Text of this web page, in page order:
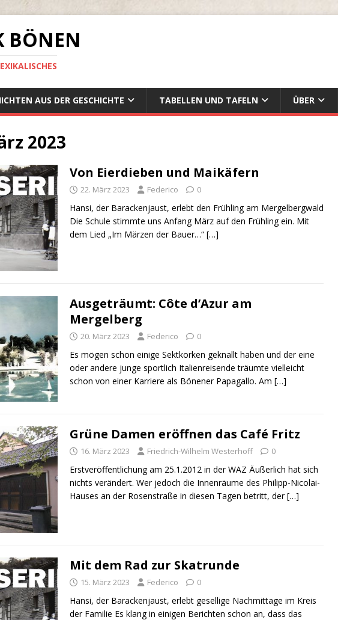
BÖNEN
AUS DER GESCHICHTE TABELLEN UND TAFELN ÜBER
2023
Von Eierdieben und Maikäfern
22. März 2023 Federico 0
Hansi, der Barackenjaust, erlebt den Frühling am Mergelbergwald
Die Schule stimmte uns Anfang März auf den Frühling ein. Mit
dem Lied „Im Märzen der Bauer…“ […]
Ausgeträumt: Côte d’Azur am
Mergelberg
20. März 2023 Federico 0
Es mögen schon einige Sektkorken geknallt haben und der eine
oder andere junge sportlich Italienreisende träumte vielleicht
schon von einer Karriere als Bönener Papagallo. Am […]
Grüne Damen eröffnen das Café Fritz
16. März 2023 Friedrich-Wilhelm Westerhoff 0
Erstveröffentlichung am 25.1.2012 in der WAZ Äußerlich hat sich
nichts verändert. Wer jedoch die Innenräume des Philipp-Nicolai-
Hauses an der Rosenstraße in diesen Tagen betritt, der[…]
Mit dem Rad zur Skatrunde
15. März 2023 Federico 0
Hansi, der Barackenjaust, erlebt gesellige Nachmittage im Kreis
der Familie Es klang in einigen Berichten schon an, dass das